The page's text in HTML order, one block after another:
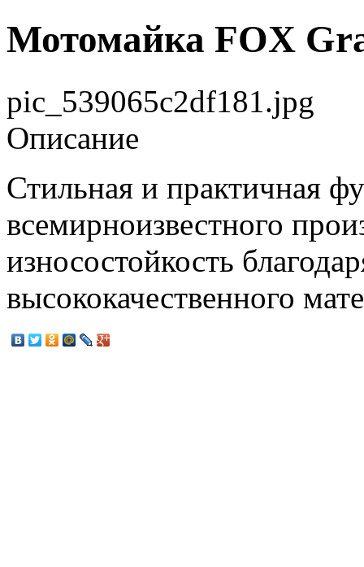
Мотомайка FOX
pic_539065c2df181.jpg
Описание
Стильная и практичная
всемирноизвестного
износостойкость
высококачественного